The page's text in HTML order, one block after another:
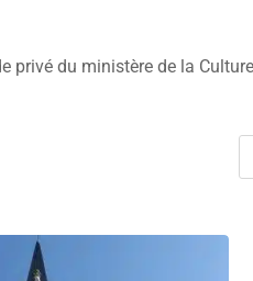
du ministère de la